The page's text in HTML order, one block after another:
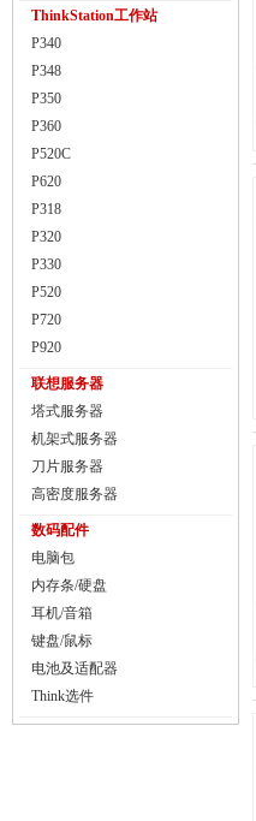
ThinkStation工作站
P340
P348
P350
P360
P520C
P620
P318
P320
P330
P520
P720
P920
联想服务器
塔式服务器
机架式服务器
刀片服务器
高密度服务器
数码配件
电脑包
内存条/硬盘
耳机/音箱
键盘/鼠标
电池及适配器
Think选件